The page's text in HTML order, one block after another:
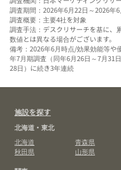
調査期間：2026年6月22日～2026年6
調査概要：主要4社を対象
調査手法：デスクリサーチを基に、
数値とは異なる場合がございます。
備考：2026年6月時点/効果効能等や
年7月期調査（同年6月26日～7月31
28日）に続き3年連続
施設を探す
北海道・東北
北海道
青森県
秋田県
山形県